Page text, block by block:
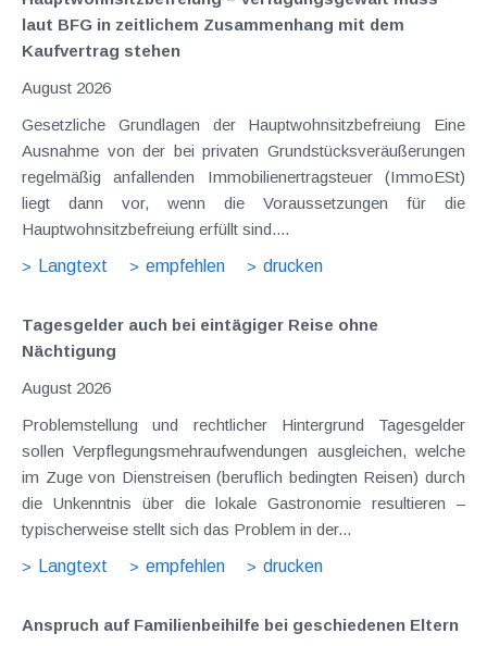
laut BFG in zeitlichem Zusammenhang mit dem
Kaufvertrag stehen
August 2026
Gesetzliche Grundlagen der Hauptwohnsitzbefreiung Eine
Ausnahme von der bei privaten Grundstücksveräußerungen
regelmäßig anfallenden Immobilienertragsteuer (ImmoESt)
liegt dann vor, wenn die Voraussetzungen für die
Hauptwohnsitzbefreiung erfüllt sind....
Langtext
empfehlen drucken
Tagesgelder auch bei eintägiger Reise ohne
Nächtigung
August 2026
Problemstellung und rechtlicher Hintergrund Tagesgelder
sollen Verpflegungsmehraufwendungen ausgleichen, welche
im Zuge von Dienstreisen (beruflich bedingten Reisen) durch
die Unkenntnis über die lokale Gastronomie resultieren –
typischerweise stellt sich das Problem in der...
Langtext
empfehlen drucken
Anspruch auf Familienbeihilfe bei geschiedenen Eltern